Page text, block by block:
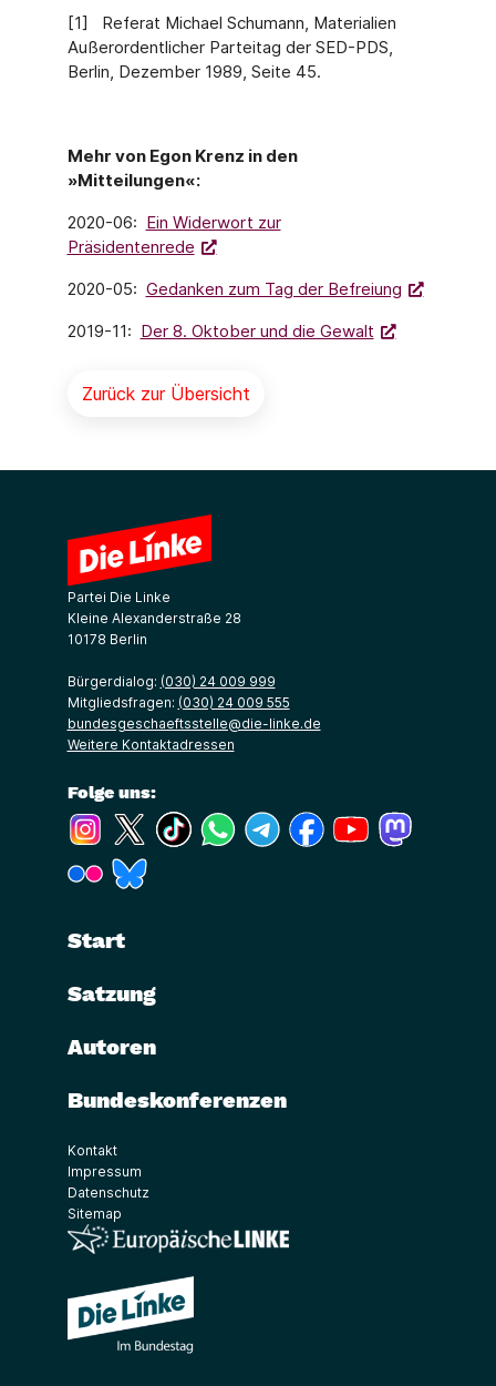
[1] Referat Michael Schumann, Materialien
Außerordentlicher Parteitag der SED-PDS,
Berlin, Dezember 1989, Seite 45.
Mehr von Egon Krenz in den
»Mitteilungen«:
2020-06: Ein Widerwort zur
Präsidentenrede
2020-05: Gedanken zum Tag der Befreiung
2019-11: Der 8. Oktober und die Gewalt
Zurück zur Übersicht
Partei Die Linke
Kleine Alexanderstraße 28
10178 Berlin
Bürgerdialog: (030) 24 009 999
Mitgliedsfragen: (030) 24 009 555
bundesgeschaeftsstelle@die-linke.de
Weitere Kontaktadressen
Folge uns:
(Link öffnet ein neues Fenster)
(Link öffnet ein neues Fenster)
(Link öffnet ein neues Fenster)
(Link öffnet ein neues Fenster)
(Link öffnet ein neues Fenster)
(Link öffnet ein neues
(Link öffnet ein
(Link öffnet ein neues Fenster)
Start
Satzung
Autoren
Bundeskonferenzen
Kontakt
Impressum
Datenschutz
Sitemap
(Link öffnet ein neues Fenster)